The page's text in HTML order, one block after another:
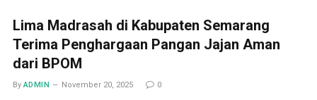
Lima Madrasah di Kabupaten Semarang
Terima Penghargaan Pangan Jajan Aman
dari BPOM
By ADMIN November 20, 2025 0